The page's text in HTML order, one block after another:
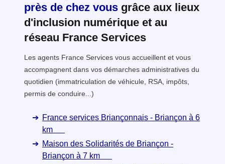
près de chez vous grâce aux lieux
d'inclusion numérique et au
réseau France Services
Les agents France Services vous accueillent et vous
accompagnent dans vos démarches administratives du
quotidien (immatriculation de véhicule, RSA, impôts,
permis de conduire...)
France services Briançonnais - Briançon à 6
km
Maison des Solidarités de Briançon -
Briançon à 7 km